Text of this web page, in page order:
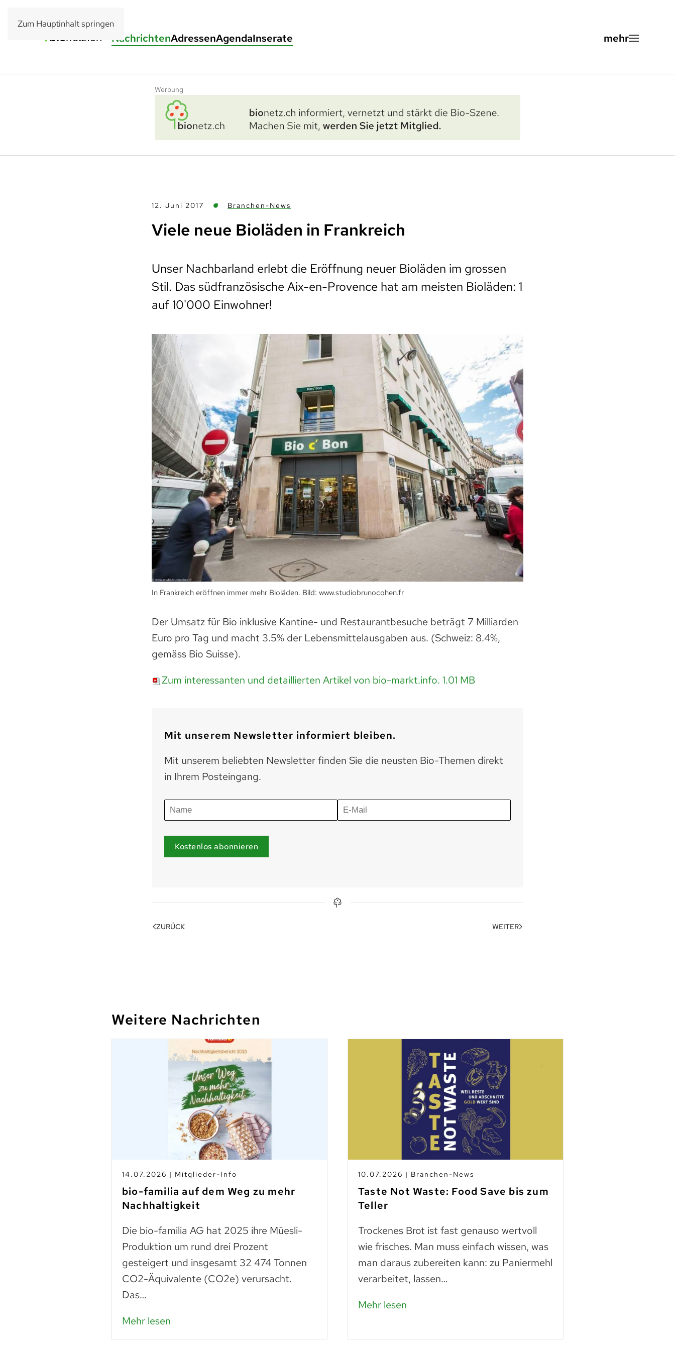
Zum Hauptinhalt springen
NachrichtenAdressenAgendaInserate
Werbung
12. Juni 2017 Branchen-News
Viele neue Bioläden in Frankreich
Unser Nachbarland erlebt die Eröffnung neuer Bioläden im grossen
Stil. Das südfranzösische Aix-en-Provence hat am meisten Bioläden: 1
auf 10'000 Einwohner!
In Frankreich eröffnen immer mehr Bioläden. Bild: www.studiobrunocohen.fr
Der Umsatz für Bio inklusive Kantine- und Restaurantbesuche beträgt 7 Milliarden
Euro pro Tag und macht 3.5% der Lebensmittelausgaben aus. (Schweiz: 8.4%,
gemäss Bio Suisse).
Zum interessanten und detaillierten Artikel von bio-markt.info. 1.01 MB
Mit unserem Newsletter informiert bleiben.
Mit unserem beliebten Newsletter finden Sie die neusten Bio-Themen direkt
in Ihrem Posteingang.
Kostenlos abonnieren
ZURÜCK WEITER
Weitere Nachrichten
14.07.2026 | Mitglieder-Info
bio-familia auf dem Weg zu mehr
Nachhaltigkeit
Die bio-familia AG hat 2025 ihre Müesli-
Produktion um rund drei Prozent
gesteigert und insgesamt 32 474 Tonnen
CO2-Äquivalente (CO2e) verursacht.
Das…
Mehr lesen
10.07.2026 | Branchen-News
Taste Not Waste: Food Save bis zum
Teller
Trockenes Brot ist fast genauso wertvoll
wie frisches. Man muss einfach wissen, was
man daraus zubereiten kann: zu Paniermehl
verarbeitet, lassen…
Mehr lesen